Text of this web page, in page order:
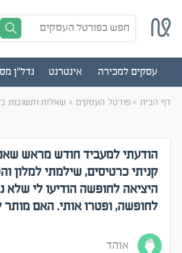
חפש בפורטל העסקים
עסקים למכירה אינטרנט נדל"ן
דף הבית> פורטל העסקים > שאלות ותשובות
הודעתי למעביד חודש מראש
קניתי כרטיסים, שילמתי למלון
היציאה לחופשה הודיעו לי שלא
לחופשה, ופטרו אותי. האם מותר
אוהד